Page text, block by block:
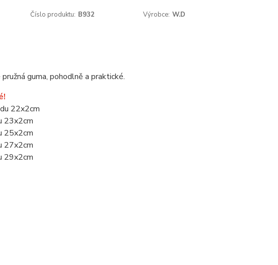
Číslo produktu: B932 Výrobce: W.D
guma, pohodlně a praktické.
22x2cm
23x2cm
25x2cm
27x2cm
29x2cm